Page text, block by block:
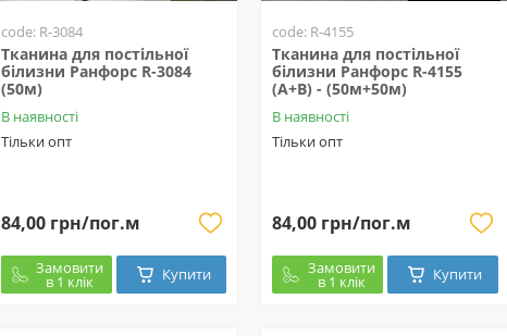
code: R-3084
Тканина для постільної
білизни Ранфорс R-3084
(50м)
В наявності
Тільки опт
84,00 грн/пог.м
Замовити
в 1 клік Купити
code: R-4155
Тканина для постільної
білизни Ранфорс R-4155
(A+B) - (50м+50м)
В наявності
Тільки опт
84,00 грн/пог.м
Замовити
в 1 клік Купити